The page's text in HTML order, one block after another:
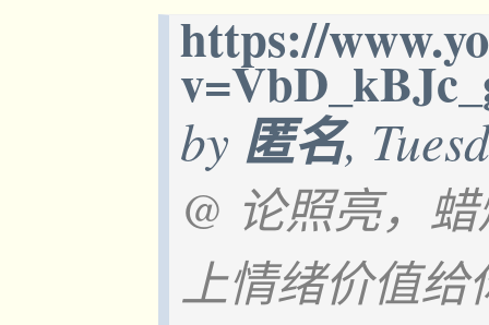
https://
by 匿名,
@ 论照亮，
上情绪价值给